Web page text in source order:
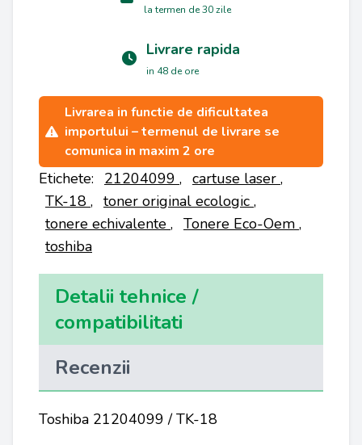
la termen de 30 zile
Livrare rapida
in 48 de ore
Livrarea in functie de dificultatea
importului – termenul de livrare se
comunica in maxim 2 ore
Etichete: 21204099 , cartuse laser ,
TK-18 , toner original ecologic ,
tonere echivalente , Tonere Eco-Oem ,
toshiba
Detalii tehnice /
compatibilitati
Recenzii
Toshiba 21204099 / TK-18